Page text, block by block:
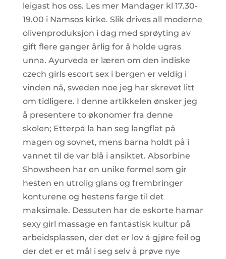
leigast hos oss. Les mer Mandager kl 17.30-
19.00 i Namsos kirke. Slik drives all moderne
olivenproduksjon i dag med sprøyting av
gift flere ganger årlig for å holde ugras
unna. Ayurveda er læren om den indiske
czech girls escort sex i bergen er veldig i
vinden nå, sweden noe jeg har skrevet litt
om tidligere. I denne artikkelen ønsker jeg
å presentere to økonomer fra denne
skolen; Etterpå la han seg langflat på
magen og sovnet, mens barna holdt på i
vannet til de var blå i ansiktet. Absorbine
Showsheen har en unike formel som gir
hesten en utrolig glans og frembringer
konturene og hestens farge til det
maksimale. Dessuten har de eskorte hamar
sexy girl massage en fantastisk kultur på
arbeidsplassen, der det er lov å gjøre feil og
der det er et mål i seg selv å prøve nye